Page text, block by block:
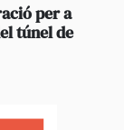
per a
túnel de